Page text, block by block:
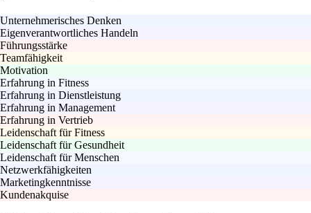
Unternehmerisches Denken
Eigenverantwortliches Handeln
Führungsstärke
Teamfähigkeit
Motivation
Erfahrung in Fitness
Erfahrung in Dienstleistung
Erfahrung in Management
Erfahrung in Vertrieb
Leidenschaft für Fitness
Leidenschaft für Gesundheit
Leidenschaft für Menschen
Netzwerkfähigkeiten
Marketingkenntnisse
Kundenakquise